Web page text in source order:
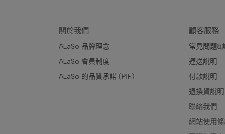
關於我們
ALaSo 品牌理念
ALaSo 會員制度
ALaSo 的品質承諾 (PIF)
顧客服務
常見問題&
運送說明
付款說明
退換貨說明
聯絡我們
網站使用